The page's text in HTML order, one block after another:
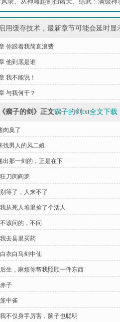
用缓存技术，最新章节可能会延时显
你跟着我简直浪费
他到底是谁
我不能说！
与我何干？
《瘸子的剑》正文瘸子的剑txt全文下载
肉臭了
找男人的风二娘
出那一剑的，正是在下
刀闵阎罗
等了，人来不了
从死人堆里捡了个活人
该问的，不问
去县里买药
衣白马剑中仙
生，麻烦你帮我照顾一件东西
子
中雀
不仅身手厉害，脑子也聪明